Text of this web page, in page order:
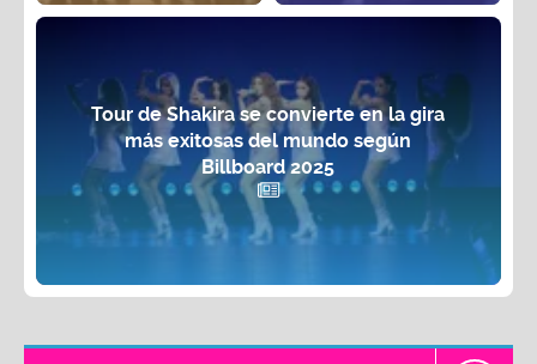
Tour de Shakira se convierte en la gira
más exitosas del mundo según
Billboard 2025